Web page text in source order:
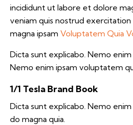
incididunt ut labore et dolore
veniam quis nostrud exercitation
magna ipsam Voluptatem Quia
Dicta sunt explicabo. Nemo
Nemo enim ipsam voluptatem
1/1 Tesla Brand Book
Dicta sunt explicabo. Nemo
do magna quia.